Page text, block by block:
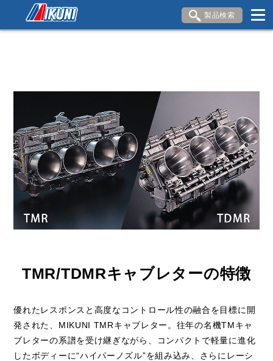
製品検索
YAMAHA SUZUKI
KAWASAKI DUCATI
閉じる
TMR/TDMRキャブレターの特徴
優れたレスポンスと高度なコントロール性の融合を目標に開
発された、MIKUNI TMRキャブレター。往年の名機TMキャ
ブレターの系譜を受け継ぎながら、コンパクトで軽量に進化
したボディーに“ハイパーノズル”を組み込み、さらにレーシ